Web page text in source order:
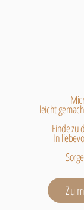
leicht
Finde zu
In